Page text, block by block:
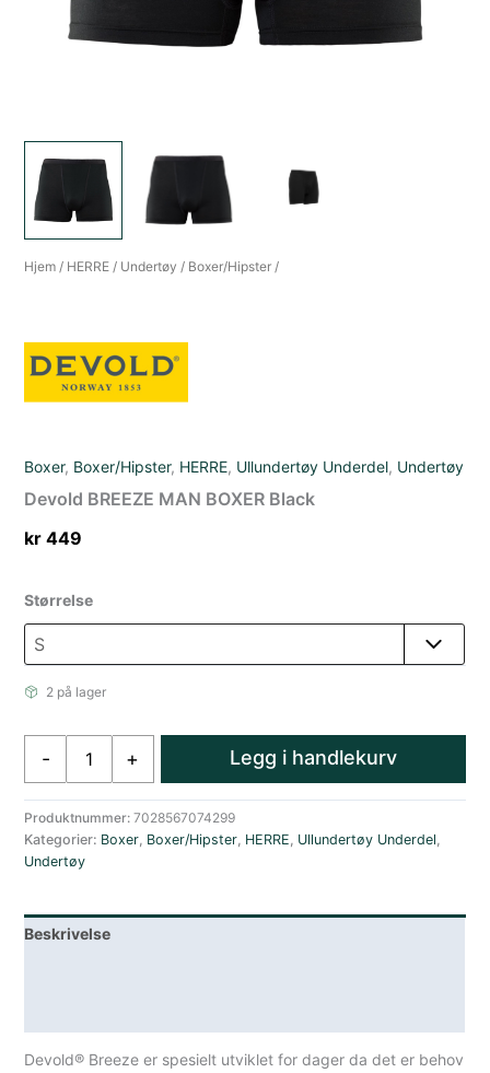
Hjem / HERRE / Undertøy / Boxer/Hipster /
Boxer, Boxer/Hipster, HERRE, Ullundertøy Underdel, Undertøy
Devold BREEZE MAN BOXER Black
kr 449
Størrelse
2 på lager
-
BOXER
Black
antall
+ Legg i handlekurv
Produktnummer:7028567074299
Kategorier: Boxer, Boxer/Hipster, HERRE, Ullundertøy Underdel,
Undertøy
Beskrivelse
Devold® Breeze er spesielt utviklet for dager da det er behov